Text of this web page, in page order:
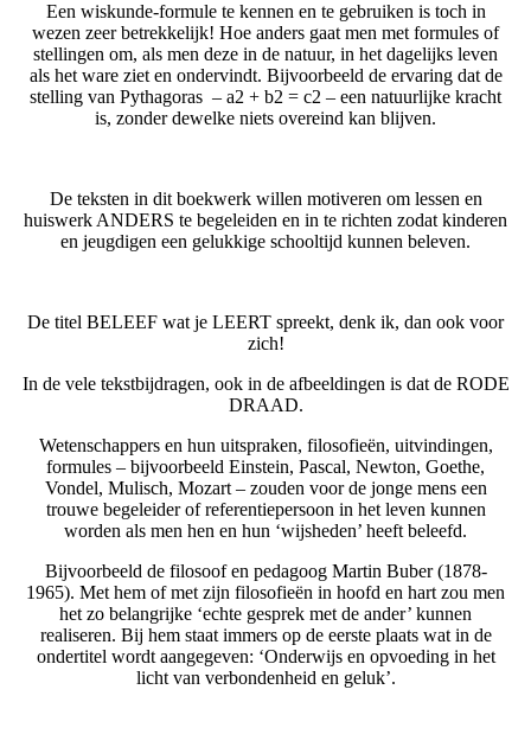
Een wiskunde-formule te kennen en te gebruiken is toch in
wezen zeer betrekkelijk! Hoe anders gaat men met formules of
stellingen om, als men deze in de natuur, in het dagelijks leven
als het ware ziet en ondervindt. Bijvoorbeeld de ervaring dat de
stelling van Pythagoras – a2 + b2 = c2 – een natuurlijke kracht
is, zonder dewelke niets overeind kan blijven.
De teksten in dit boekwerk willen motiveren om lessen en
huiswerk ANDERS te begeleiden en in te richten zodat kinderen
en jeugdigen een gelukkige schooltijd kunnen beleven.
De titel BELEEF wat je LEERT spreekt, denk ik, dan ook voor
zich!
In de vele tekstbijdragen, ook in de afbeeldingen is dat de RODE
DRAAD.
Wetenschappers en hun uitspraken, filosofieën, uitvindingen,
formules – bijvoorbeeld Einstein, Pascal, Newton, Goethe,
Vondel, Mulisch, Mozart – zouden voor de jonge mens een
trouwe begeleider of referentiepersoon in het leven kunnen
worden als men hen en hun ‘wijsheden’ heeft beleefd.
Bijvoorbeeld de filosoof en pedagoog Martin Buber (1878-
1965). Met hem of met zijn filosofieën in hoofd en hart zou men
het zo be­langrijke ‘echte gesprek met de ander’ kunnen
realiseren. Bij hem staat immers op de eerste plaats wat in de
ondertitel wordt aange­geven: ‘Onder­wijs en opvoeding in het
licht van verbondenheid en geluk’.